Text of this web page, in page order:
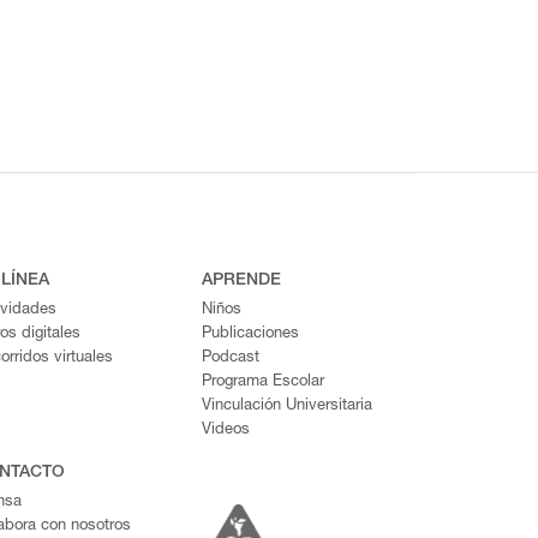
digitales
virtuales
APRENDE
Niños
Publicaciones
Podcast
Programa Escolar
Vinculación Universitaria
Videos
con nosotros